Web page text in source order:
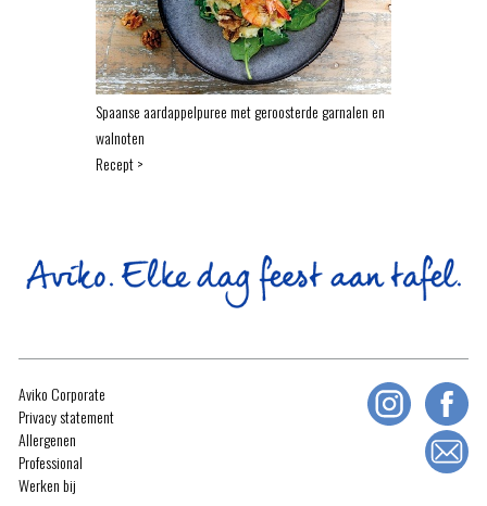
Spaanse aardappelpuree met geroosterde garnalen en
walnoten
Recept >
Aviko Corporate
Privacy statement
Allergenen
Professional
Werken bij